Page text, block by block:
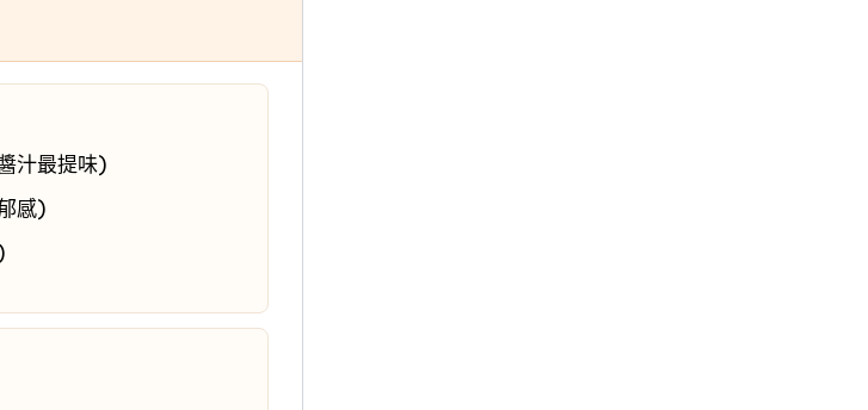
汁最提味)
感)